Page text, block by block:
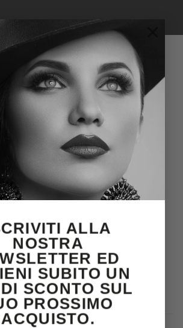
ALLA
NOSTRA
ED
SUBITO UN
SCONTO SUL
PROSSIMO
ACQUISTO.
4
E-MAIL